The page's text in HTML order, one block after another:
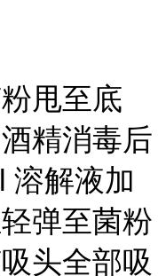
甩至底
精消毒后
溶解液加
弹至菌粉
头全部吸